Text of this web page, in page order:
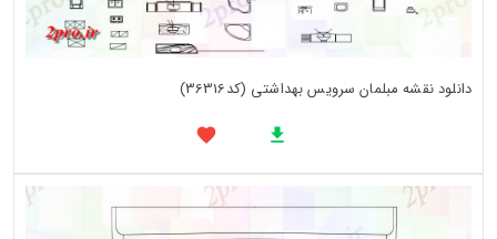
دانلود نقشه مبلمان سرویس بهداشتی (کد36316)